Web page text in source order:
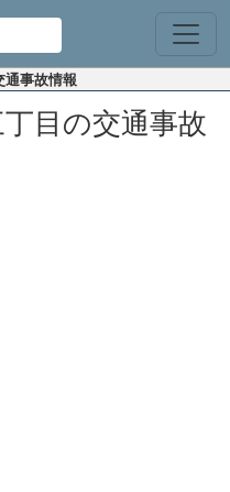
通事故情報
目の交通事故